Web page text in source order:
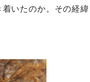
いたのか。その経緯